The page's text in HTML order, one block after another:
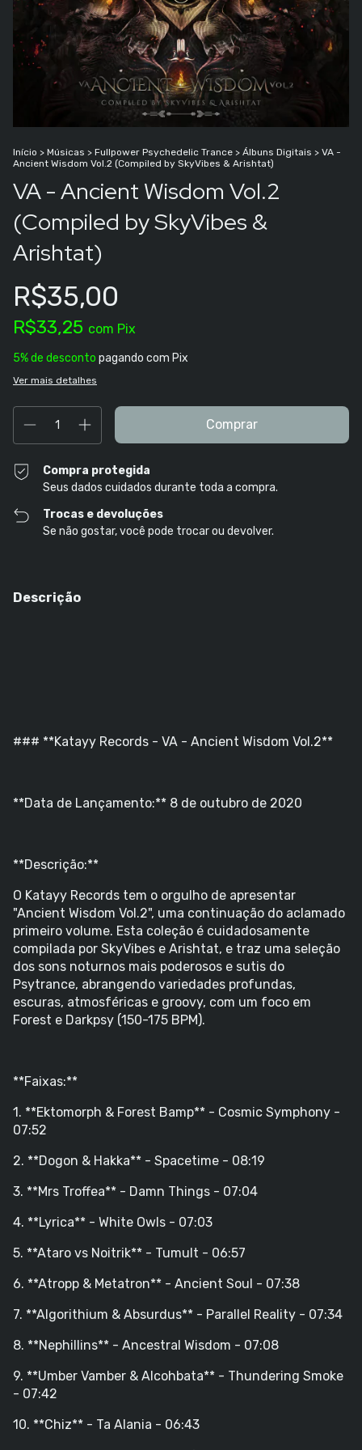
Início > Músicas > Fullpower Psychedelic Trance > Álbuns Digitais > VA -
Ancient Wisdom Vol​.​2 (Compiled by SkyVibes & Arishtat)
VA - Ancient Wisdom Vol​.​2
(Compiled by SkyVibes &
Arishtat)
R$35,00
R$33,25 com Pix
5% de desconto pagando com Pix
Ver mais detalhes
Compra protegida
Seus dados cuidados durante toda a compra.
Trocas e devoluções
Se não gostar, você pode trocar ou devolver.
Descrição
### **Katayy Records - VA - Ancient Wisdom Vol.2**
**Data de Lançamento:** 8 de outubro de 2020
**Descrição:**
O Katayy Records tem o orgulho de apresentar
"Ancient Wisdom Vol.2", uma continuação do aclamado
primeiro volume. Esta coleção é cuidadosamente
compilada por SkyVibes e Arishtat, e traz uma seleção
dos sons noturnos mais poderosos e sutis do
Psytrance, abrangendo variedades profundas,
escuras, atmosféricas e groovy, com um foco em
Forest e Darkpsy (150-175 BPM).
**Faixas:**
1. **Ektomorph & Forest Bamp** - Cosmic Symphony -
07:52
2. **Dogon & Hakka** - Spacetime - 08:19
3. **Mrs Troffea** - Damn Things - 07:04
4. **Lyrica** - White Owls - 07:03
5. **Ataro vs Noitrik** - Tumult - 06:57
6. **Atropp & Metatron** - Ancient Soul - 07:38
7. **Algorithium & Absurdus** - Parallel Reality - 07:34
8. **Nephillins** - Ancestral Wisdom - 07:08
9. **Umber Vamber & Alcohbata** - Thundering Smoke
- 07:42
10. **Chiz** - Ta Alania - 06:43